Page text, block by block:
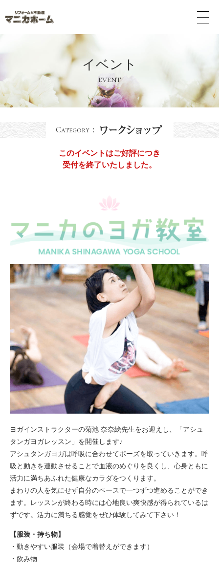
メ
イベント
EVENT
Category：
このイベントはご好評につき
受付を終了いたしました。
ヨガインストラクターの菊池 奈奈絵先生をお迎えし、「アシュ
タンガヨガレッスン」を開催します♪
アシュタンガヨガは呼吸に合わせてポーズを取っていきます。呼
吸と動きを連動させることで血液のめぐりを良くし、心身ともに
活力に満ちあふれた健康なカラダをつくります。
まわりの人を気にせず自分のペースで一つずつ進めることができ
ます。レッスンが終わる時には心地良い爽快感が得られているは
ずです。活力に満ちる感覚をぜひ体験してみて下さい！
【服装・持ち物】
・動きやすい服装（会場で着替えができます）
・飲み物